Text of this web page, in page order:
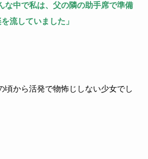
な中で私は、父の隣の助手席で準備
流していました」
頃から活発で物怖じしない少女でし